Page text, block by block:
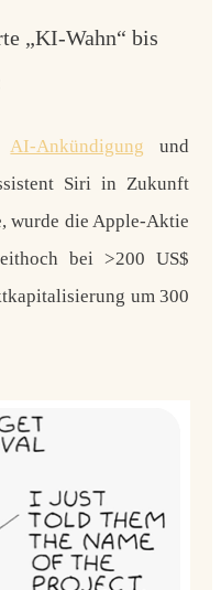
„KI-Wahn“ bis
AI-Ankündigung und
Siri in Zukunft
wurde die Apple-Aktie
bei >200 US$
um 300